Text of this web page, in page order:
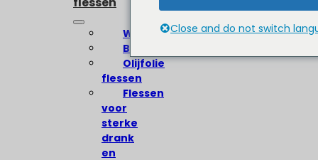
Wijnflessen
Bierflessen
Olijfolie
flessen
Flessen
voor
sterke
drank
en
Close and do not switch